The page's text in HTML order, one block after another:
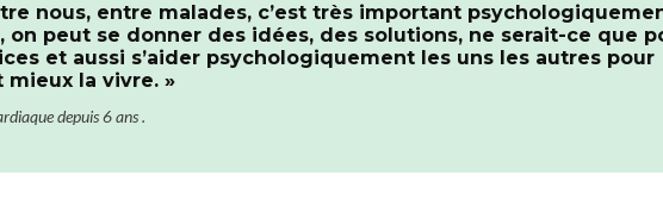
nous, entre malades, c’est très important
on peut se donner des idées, des solutions, ne serait-ce que
et aussi s’aider psychologiquement les uns les autres pour
la vivre. »
depuis 6 ans .